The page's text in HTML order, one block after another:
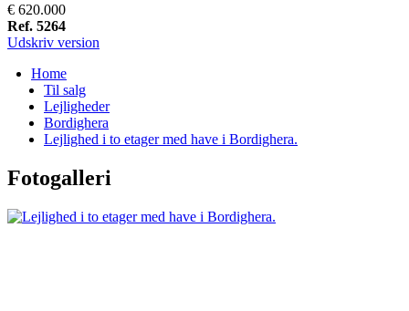
€ 620.000
Ref. 5264
Udskriv version
Home
Til salg
Lejligheder
Bordighera
Lejlighed i to etager med have i Bordighera.
Fotogalleri